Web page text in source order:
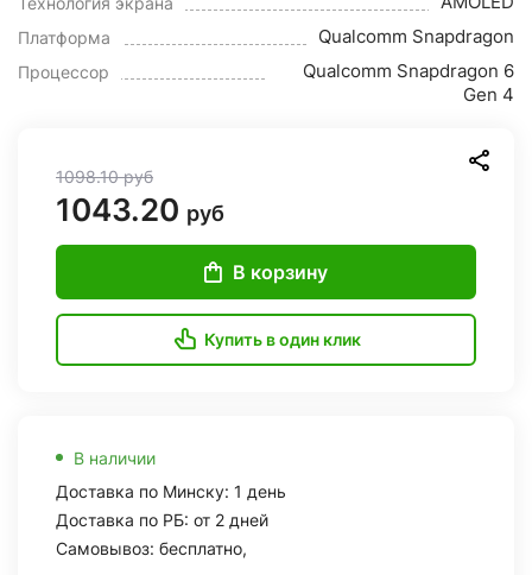
Платформа Qualcomm Snapdragon
Процессор
Qualcomm Snapdragon 6
Gen 4
1098.10руб
1043.20 руб
В корзину
Купить в один клик
В наличии
Доставка по Минску: 1 день
Доставка по РБ: от 2 дней
Самовывоз: бесплатно,